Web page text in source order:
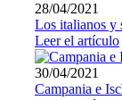
28/04/2021
Los italianos y
Leer el artículo
30/04/2021
Campania e